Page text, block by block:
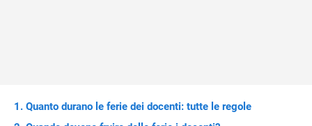
Quanto durano le ferie dei docenti: tutte le regole